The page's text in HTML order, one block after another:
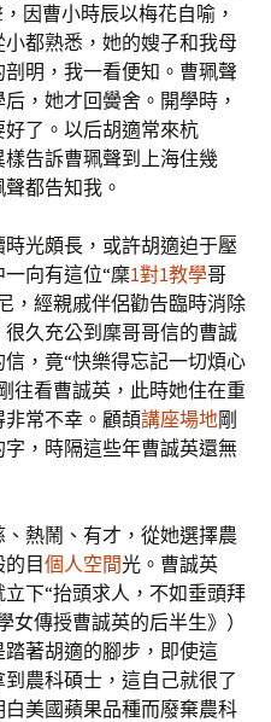
因曹小時辰以梅花自喻，
都熟悉，她的嫂子和我母
明，我一看便知。曹珮聲
，她才回黌舍。開學時，
了。以后胡適常來杭
告訴曹珮聲到上海住幾
都告知我。
光頗長，或許胡適迫于壓
向有這位“穈1對1教學哥
，經親戚伴侶勸告臨時消除
久充公到穈哥哥信的曹誠
，竟“快樂得忘記一切煩心
往看曹誠英，此時她住在重
常不幸。顧頡講座場地剛
，時隔這些年曹誠英還無
熱鬧、有才，從她選擇農
目個人空間光。曹誠英
下“抬頭求人，不如垂頭拜
女傳授曹誠英的后半生》）
著胡適的腳步，即使這
農科碩士，這自己就很了
美國蘋果品種而廢棄農科